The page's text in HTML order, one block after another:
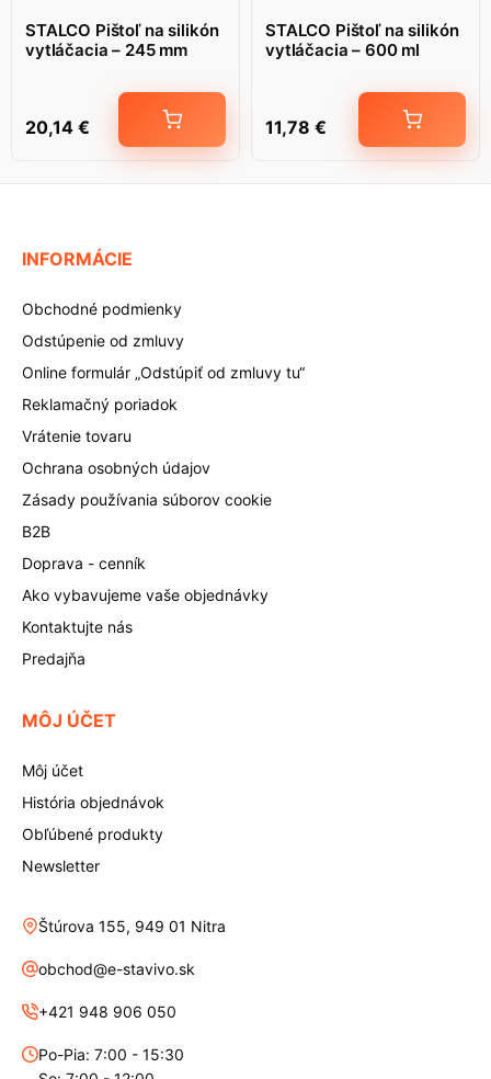
STALCO Pištoľ na silikón
vytláčacia – 245 mm
20,14 €
STALCO Pištoľ na silikón
vytláčacia – 600 ml
11,78 €
INFORMÁCIE
Obchodné podmienky
Odstúpenie od zmluvy
Online formulár „Odstúpiť od zmluvy tu“
Reklamačný poriadok
Vrátenie tovaru
Ochrana osobných údajov
Zásady používania súborov cookie
B2B
Doprava - cenník
Ako vybavujeme vaše objednávky
Kontaktujte nás
Predajňa
MÔJ ÚČET
Môj účet
História objednávok
Obľúbené produkty
Newsletter
Štúrova 155, 949 01 Nitra
obchod@e-stavivo.sk
+421 948 906 050
Po-Pia: 7:00 - 15:30